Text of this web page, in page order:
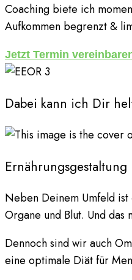
Coaching biete ich
Aufkommen begrenzt &
Jetzt Termin
Dabei kann ich Dir
Ernährungsgestaltung
Neben Deinem Umfeld
Organe und Blut. Und
Dennoch sind wir auch
eine optimale Diät für